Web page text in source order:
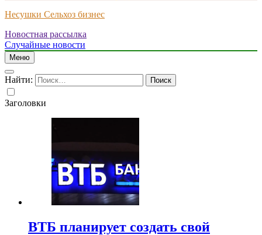
Несушки Сельхоз бизнес
Новостная рассылка
Случайные новости
Меню
Найти:
Заголовки
ВТБ планирует создать свой